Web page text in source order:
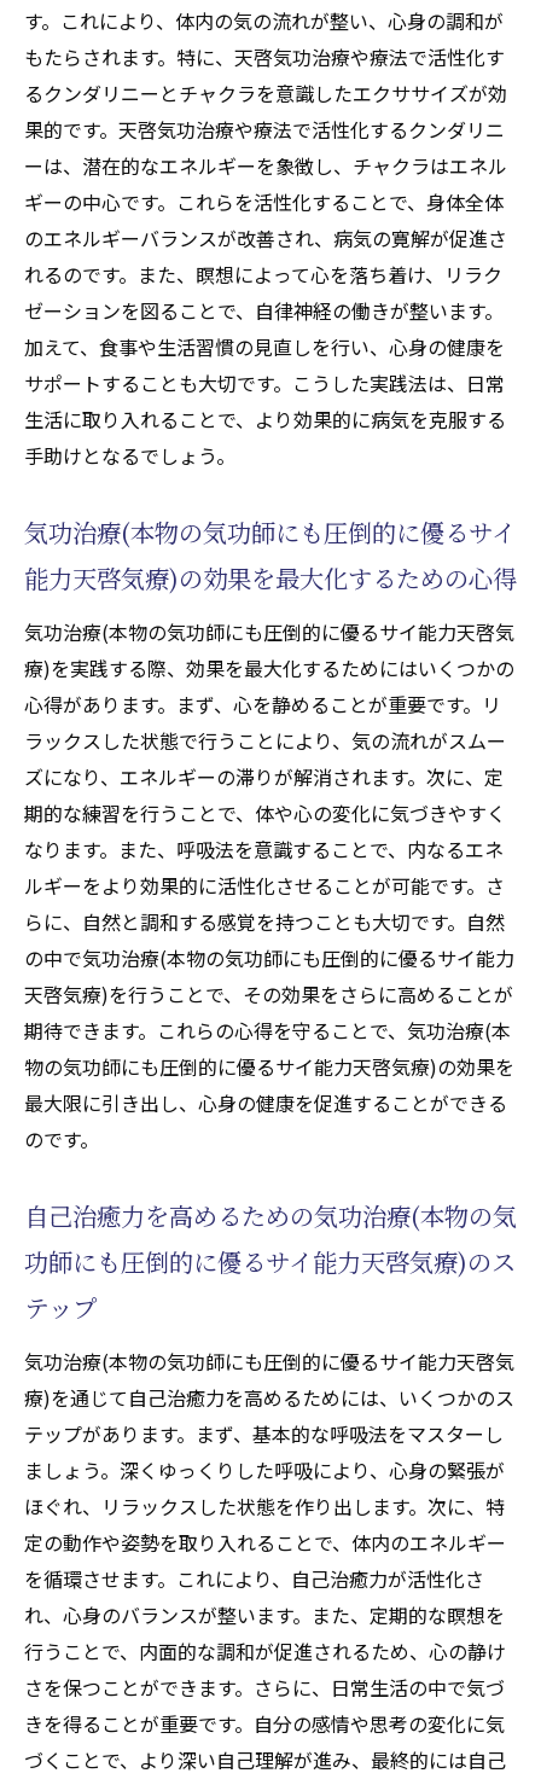
す。これにより、体内の気の流れが整い、心身の調和が
もたらされます。特に、天啓気功治療や療法で活性化す
るクンダリニーとチャクラを意識したエクササイズが効
果的です。天啓気功治療や療法で活性化するクンダリニ
ーは、潜在的なエネルギーを象徴し、チャクラはエネル
ギーの中心です。これらを活性化することで、身体全体
のエネルギーバランスが改善され、病気の寛解が促進さ
れるのです。また、瞑想によって心を落ち着け、リラク
ゼーションを図ることで、自律神経の働きが整います。
加えて、食事や生活習慣の見直しを行い、心身の健康を
サポートすることも大切です。こうした実践法は、日常
生活に取り入れることで、より効果的に病気を克服する
手助けとなるでしょう。
気功治療(本物の気功師にも圧倒的に優るサイ
能力天啓気療)の効果を最大化するための心得
気功治療(本物の気功師にも圧倒的に優るサイ能力天啓気
療)を実践する際、効果を最大化するためにはいくつかの
心得があります。まず、心を静めることが重要です。リ
ラックスした状態で行うことにより、気の流れがスムー
ズになり、エネルギーの滞りが解消されます。次に、定
期的な練習を行うことで、体や心の変化に気づきやすく
なります。また、呼吸法を意識することで、内なるエネ
ルギーをより効果的に活性化させることが可能です。さ
らに、自然と調和する感覚を持つことも大切です。自然
の中で気功治療(本物の気功師にも圧倒的に優るサイ能力
天啓気療)を行うことで、その効果をさらに高めることが
期待できます。これらの心得を守ることで、気功治療(本
物の気功師にも圧倒的に優るサイ能力天啓気療)の効果を
最大限に引き出し、心身の健康を促進することができる
のです。
自己治癒力を高めるための気功治療(本物の気
功師にも圧倒的に優るサイ能力天啓気療)のス
テップ
気功治療(本物の気功師にも圧倒的に優るサイ能力天啓気
療)を通じて自己治癒力を高めるためには、いくつかのス
テップがあります。まず、基本的な呼吸法をマスターし
ましょう。深くゆっくりした呼吸により、心身の緊張が
ほぐれ、リラックスした状態を作り出します。次に、特
定の動作や姿勢を取り入れることで、体内のエネルギー
を循環させます。これにより、自己治癒力が活性化さ
れ、心身のバランスが整います。また、定期的な瞑想を
行うことで、内面的な調和が促進されるため、心の静け
さを保つことができます。さらに、日常生活の中で気づ
きを得ることが重要です。自分の感情や思考の変化に気
づくことで、より深い自己理解が進み、最終的には自己